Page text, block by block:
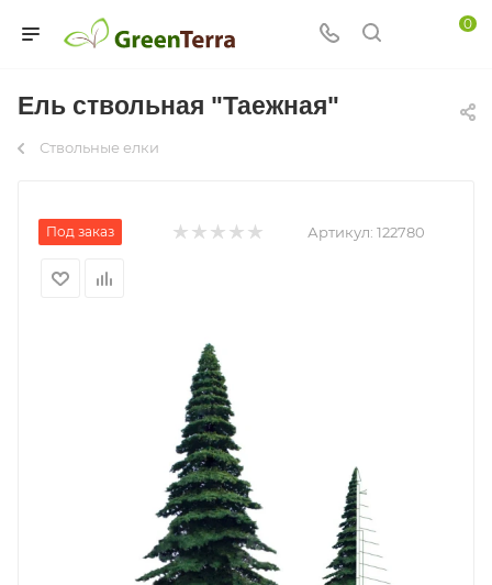
0
Ель ствольная "Таежная"
Ствольные елки
Под заказ Артикул: 122780